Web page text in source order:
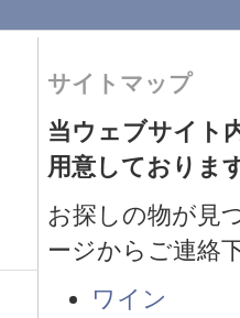
サイトマップ
当ウェブサイト
用意しておりま
お探しの物が見
ージからご連絡
ワイン